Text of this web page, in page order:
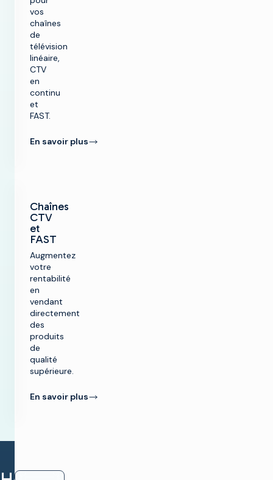
vos
chaînes
de
télévision
linéaire,
CTV
en
continu
et
FAST.
En savoir plus
Chaînes
CTV
et
FAST
Augmentez
votre
rentabilité
en
vendant
directement
des
produits
de
qualité
supérieure.
En savoir plus